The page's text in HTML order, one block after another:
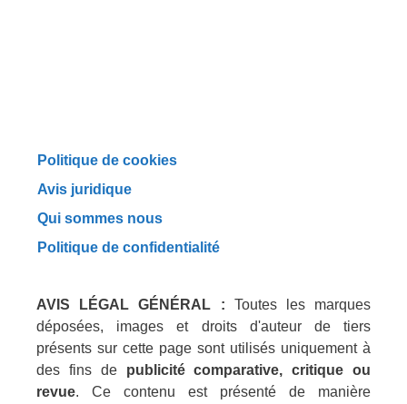
Politique de cookies
Avis juridique
Qui sommes nous
Politique de confidentialité
AVIS LÉGAL GÉNÉRAL : Toutes les marques
déposées, images et droits d'auteur de tiers
présents sur cette page sont utilisés uniquement à
des fins de publicité comparative, critique ou
revue. Ce contenu est présenté de manière